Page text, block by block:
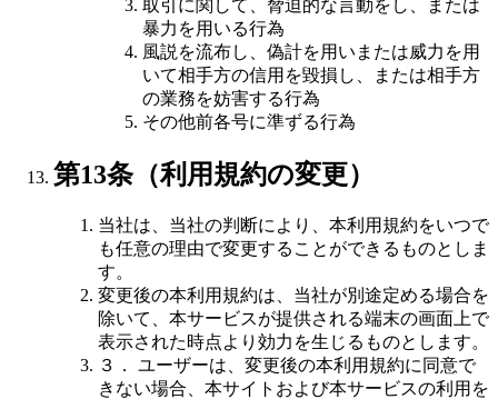
取引に関して、脅迫的な言動をし、または
暴力を用いる行為
風説を流布し、偽計を用いまたは威力を用
いて相手方の信用を毀損し、または相手方
の業務を妨害する行為
その他前各号に準ずる行為
第13条（利用規約の変更）
当社は、当社の判断により、本利用規約をいつで
も任意の理由で変更することができるものとしま
す。
変更後の本利用規約は、当社が別途定める場合を
除いて、本サービスが提供される端末の画面上で
表示された時点より効力を生じるものとします。
３． ユーザーは、変更後の本利用規約に同意で
きない場合、本サイトおよび本サービスの利用を